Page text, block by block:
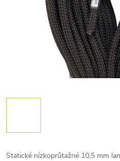
Statické nízkoprůtažné 10,5 mm